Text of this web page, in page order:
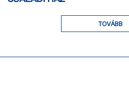
TOVÁBB